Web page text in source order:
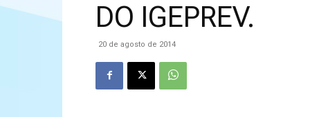
DO IGEPREV.
20 de agosto de 2014